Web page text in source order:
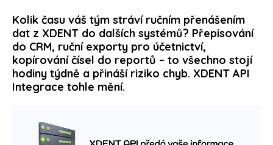
Kolik času váš tým stráví ručním přenášením
dat z XDENT do dalších systémů? Přepisování
do CRM, ruční exporty pro účetnictví,
kopírování čísel do reportů – to všechno stojí
hodiny týdně a přináší riziko chyb. XDENT API
Integrace tohle mění.